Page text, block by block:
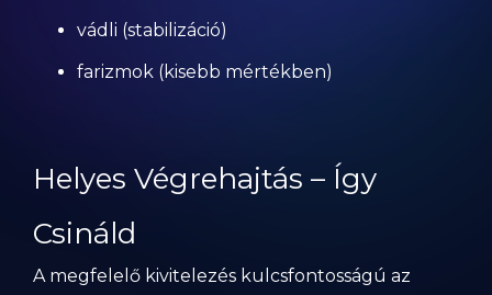
vádli (stabilizáció)
farizmok (kisebb mértékben)
Helyes Végrehajtás – Így
Csináld
A megfelelő kivitelezés kulcsfontosságú az